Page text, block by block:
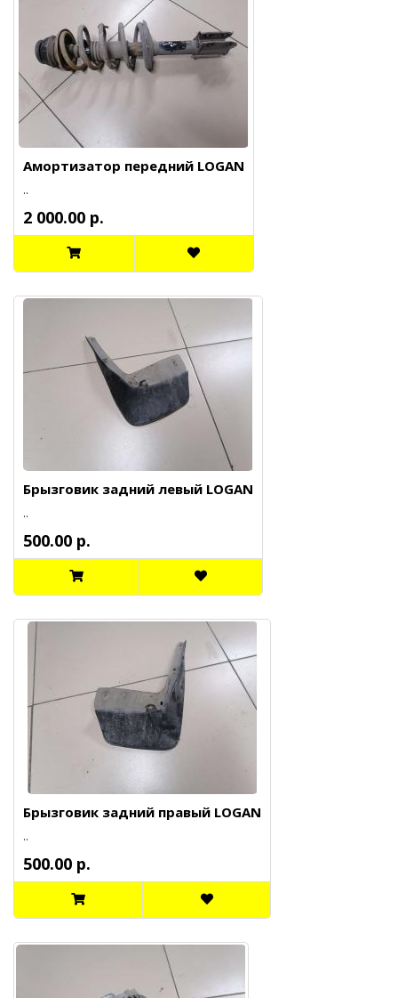
Амортизатор передний LOGAN
..
2 000.00 р.
Брызговик задний левый LOGAN
..
500.00 р.
Брызговик задний правый LOGAN
..
500.00 р.